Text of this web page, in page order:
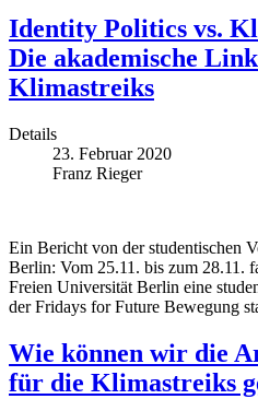
Identity Politics vs.
Die akademische
Klimastreiks
Details
23. Februar 2020
Franz Rieger
Ein Bericht von der studentischen
Berlin: Vom 25.11. bis zum 28.11.
Freien Universität Berlin eine
der Fridays for Future Bewegung
Wie können wir die
für die Klimastreiks